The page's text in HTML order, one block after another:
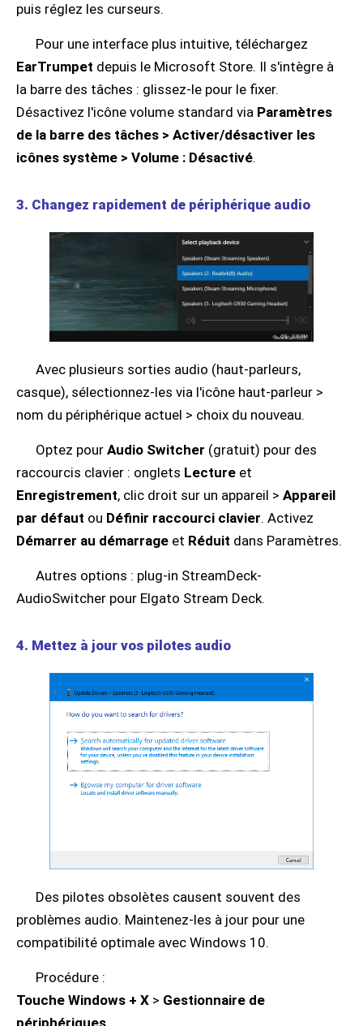
puis réglez les curseurs.
Pour une interface plus intuitive, téléchargez
EarTrumpet depuis le Microsoft Store. Il s'intègre à
la barre des tâches : glissez-le pour le fixer.
Désactivez l'icône volume standard via Paramètres
de la barre des tâches > Activer/désactiver les
icônes système > Volume : Désactivé.
3. Changez rapidement de périphérique audio
Avec plusieurs sorties audio (haut-parleurs,
casque), sélectionnez-les via l'icône haut-parleur >
nom du périphérique actuel > choix du nouveau.
Optez pour Audio Switcher (gratuit) pour des
raccourcis clavier : onglets Lecture et
Enregistrement, clic droit sur un appareil > Appareil
par défaut ou Définir raccourci clavier. Activez
Démarrer au démarrage et Réduit dans Paramètres.
Autres options : plug-in StreamDeck-
AudioSwitcher pour Elgato Stream Deck.
4. Mettez à jour vos pilotes audio
Des pilotes obsolètes causent souvent des
problèmes audio. Maintenez-les à jour pour une
compatibilité optimale avec Windows 10.
Procédure :
Touche Windows + X > Gestionnaire de
périphériques